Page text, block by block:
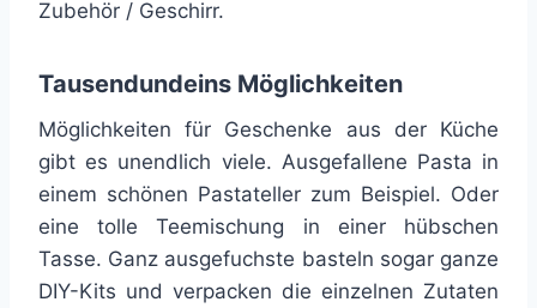
Zubehör / Geschirr.
Tausendundeins Möglichkeiten
Möglichkeiten für Geschenke aus der Küche
gibt es unendlich viele. Ausgefallene Pasta in
einem schönen Pastateller zum Beispiel. Oder
eine tolle Teemischung in einer hübschen
Tasse. Ganz ausgefuchste basteln sogar ganze
DIY-Kits und verpacken die einzelnen Zutaten